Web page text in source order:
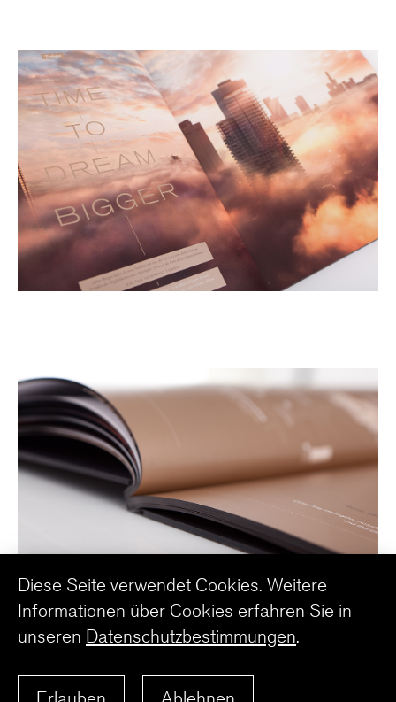
ZURÜCK ZUR ÜBERSICHT
Diese Seite verwendet Cookies. Weitere
Informationen über Cookies erfahren Sie in
unseren Datenschutzbestimmungen.